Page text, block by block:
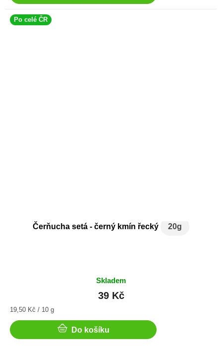
Po celé ČR
Čerňucha setá - černý kmín řecký 20g
Skladem
39 Kč
Měrná
19,50 Kč / 10 g
Do košíku